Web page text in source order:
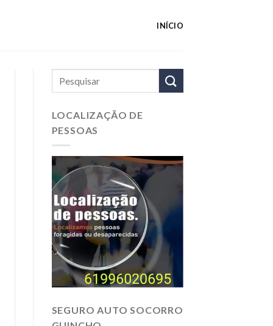
INÍCIO
LOCALIZAÇÃO DE
PESSOAS
SEGURO AUTO SOCORRO